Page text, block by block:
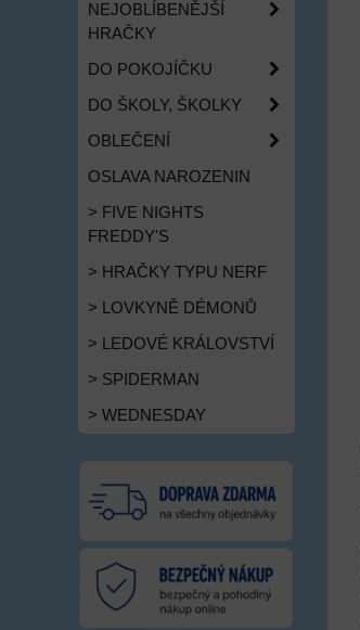
NEJOBLÍBENĚJŠÍ
HRAČKY
DO POKOJÍČKU
DO ŠKOLY, ŠKOLKY
OBLEČENÍ
OSLAVA NAROZENIN
> FIVE NIGHTS
FREDDY'S
> HRAČKY TYPU NERF
> LOVKYNĚ DÉMONŮ
> LEDOVÉ KRÁLOVSTVÍ
> SPIDERMAN
> WEDNESDAY